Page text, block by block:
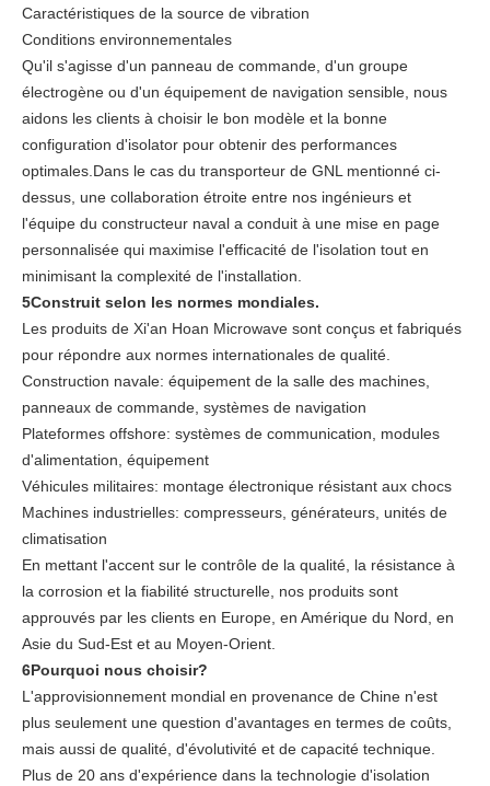
Caractéristiques de la source de vibration
Conditions environnementales
Qu'il s'agisse d'un panneau de commande, d'un groupe
électrogène ou d'un équipement de navigation sensible, nous
aidons les clients à choisir le bon modèle et la bonne
configuration d'isolator pour obtenir des performances
optimales.Dans le cas du transporteur de GNL mentionné ci-
dessus, une collaboration étroite entre nos ingénieurs et
l'équipe du constructeur naval a conduit à une mise en page
personnalisée qui maximise l'efficacité de l'isolation tout en
minimisant la complexité de l'installation.
5Construit selon les normes mondiales.
Les produits de Xi'an Hoan Microwave sont conçus et fabriqués
pour répondre aux normes internationales de qualité.
Construction navale: équipement de la salle des machines,
panneaux de commande, systèmes de navigation
Plateformes offshore: systèmes de communication, modules
d'alimentation, équipement
Véhicules militaires: montage électronique résistant aux chocs
Machines industrielles: compresseurs, générateurs, unités de
climatisation
En mettant l'accent sur le contrôle de la qualité, la résistance à
la corrosion et la fiabilité structurelle, nos produits sont
approuvés par les clients en Europe, en Amérique du Nord, en
Asie du Sud-Est et au Moyen-Orient.
6Pourquoi nous choisir?
L'approvisionnement mondial en provenance de Chine n'est
plus seulement une question d'avantages en termes de coûts,
mais aussi de qualité, d'évolutivité et de capacité technique.
Plus de 20 ans d'expérience dans la technologie d'isolation